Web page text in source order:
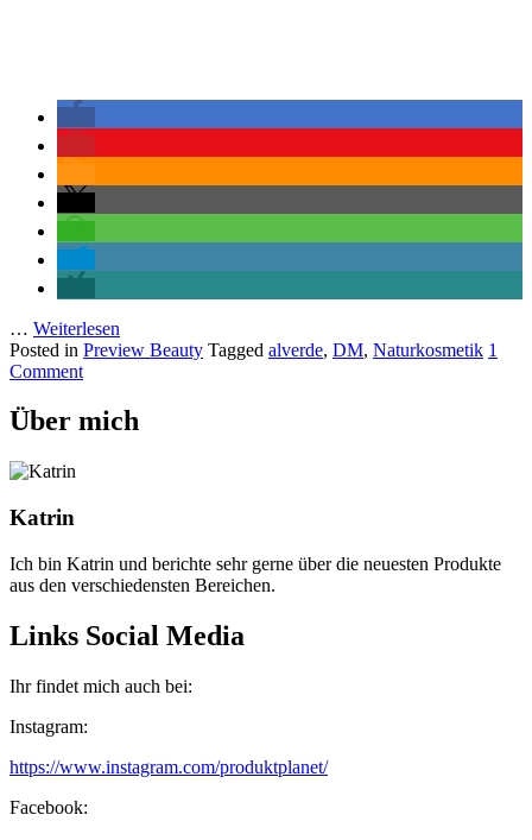
… Weiterlesen
Posted in Preview Beauty Tagged alverde, DM, Naturkosmetik 1
Comment
Über mich
Katrin
Ich bin Katrin und berichte sehr gerne über die neuesten Produkte
aus den verschiedensten Bereichen.
Links Social Media
Ihr findet mich auch bei:
Instagram:
https://www.instagram.com/produktplanet/
Facebook: